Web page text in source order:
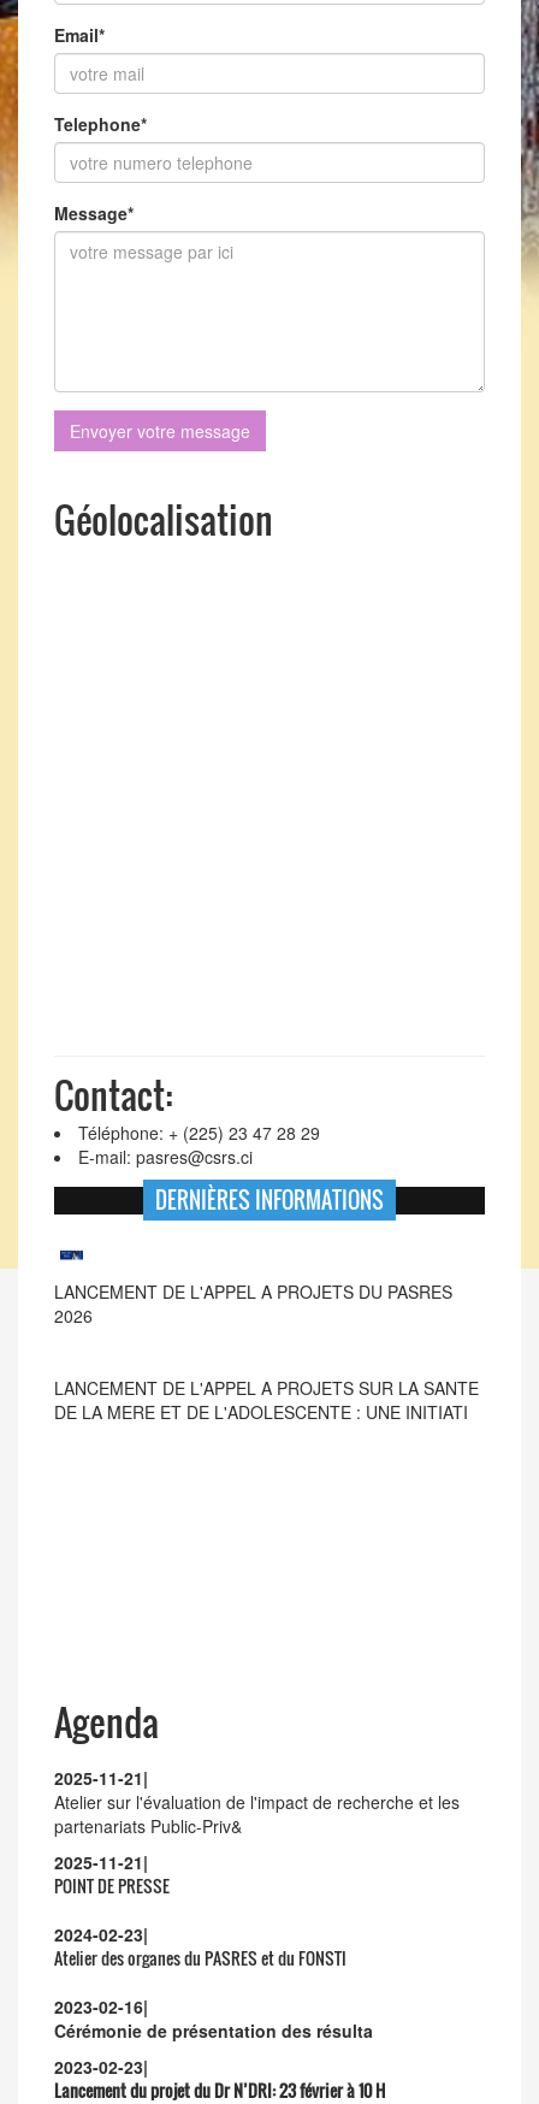
Email*
Telephone*
Message*
Envoyer votre message
Géolocalisation
Contact:
Téléphone: + (225) 23 47 28 29
E-mail: pasres@csrs.ci
DERNIÈRES INFORMATIONS
LANCEMENT DE L'APPEL A PROJETS SUR LA SANTE
DE LA MERE ET DE L'ADOLESCENTE : UNE INITIATI
Agenda
2025-11-21|
Atelier sur l'évaluation de l'impact de recherche et les
partenariats Public-Priv&
2025-11-21|
POINT DE PRESSE
2024-02-23|
Atelier des organes du PASRES et du FONSTI
2023-02-16|
Cérémonie de présentation des résulta
2023-02-23|
Lancement du projet du Dr N’DRI:23 février à 10 H